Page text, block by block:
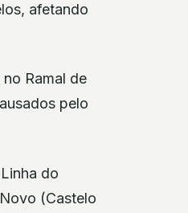
afetando
Ramal de
pelo
do
(Castelo